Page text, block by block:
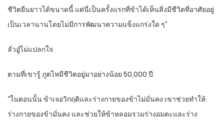
ชีวิตยืนยาวได้ขนาดนี้ แต่นี่เป็นครั้งแรกที่ข้าได้เห็นสิ่งมีชีวิตที่อาศัยอยู่
เป็นเวลานานโดยไม่มีการพัฒนาความแข็งแกร่งใด ๆ”
ลั่วอู๋ไม่แปลกใจ
ตามที่เขารู้ ภูตไหมีชีวิตอยู่มาอย่างน้อย 50,000 ปี
“ในตอนนั้น ข้าเจอวิกฤติและร่างกายของข้าไม่มั่นคง เขาช่วยทำให้
ร่างกายของข้ามั่นคง และช่วยให้ข้าหลอมรวมร่างอมตะและร่าง